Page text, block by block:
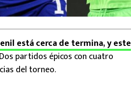
está cerca de termina, y este
Dos partidos épicos con cuatro
del torneo.